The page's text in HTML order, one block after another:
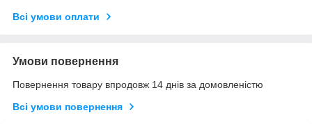
Всі умови оплати
Умови повернення
Повернення товару впродовж 14 днів за домовленістю
Всі умови повернення